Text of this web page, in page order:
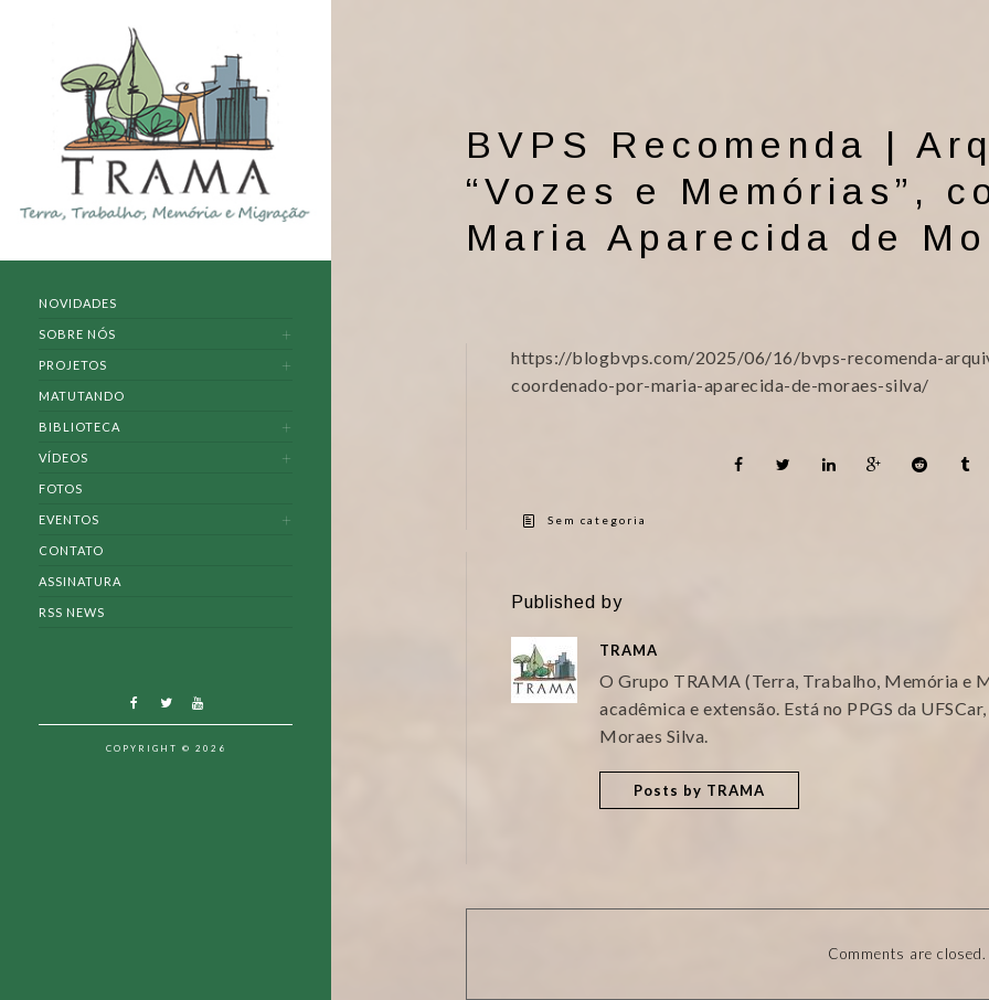
NOVIDADES
SOBRE NÓS
PROJETOS
MATUTANDO
BIBLIOTECA
VÍDEOS
FOTOS
EVENTOS
CONTATO
ASSINATURA
RSS NEWS
COPYRIGHT © 2026
BVPS Recomenda |
“Vozes e Memórias”,
Maria Aparecida de
https://blogbvps.com/2025/06/16/bvps-recomenda-
coordenado-por-maria-aparecida-de-moraes-silva/
Sem categoria
Published by
TRAMA
O Grupo TRAMA (Terra, Trabalho, Memória e
acadêmica e extensão. Está no PPGS da
Moraes Silva.
Posts by TRAMA
Comments are closed.